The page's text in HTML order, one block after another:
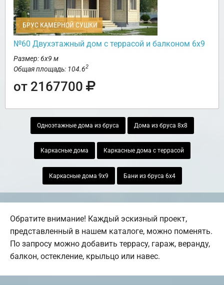
БРУС КАМЕРНОЙ СУШКИ
№60 Двухэтажный дом с террасой и балконом 6х9
Размер: 6х9 м
Общая площадь: 104.62
от 2167700
Одноэтажные дома из бруса Дома из бруса 8х8
Каркасные дома Каркасные дома с террасой
Каркасные дома 9х9 Бани из бруса 6х4
Обратите внимание! Каждый эскизный проект,
представленный в нашем каталоге, можно поменять.
По запросу можно добавить террасу, гараж, веранду,
балкон, остекление, крыльцо или навес.